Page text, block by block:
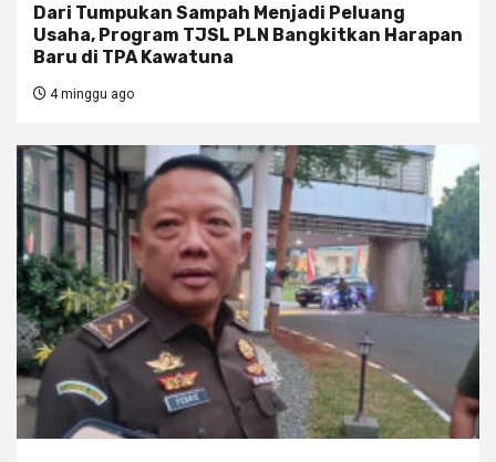
Dari Tumpukan Sampah Menjadi Peluang
Usaha, Program TJSL PLN Bangkitkan Harapan
Baru di TPA Kawatuna
4 minggu ago